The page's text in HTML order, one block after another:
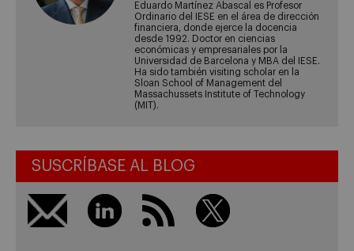
Eduardo Martínez Abascal es Profesor
Ordinario del IESE en el área de dirección
financiera, donde ejerce la docencia
desde 1992. Doctor en ciencias
económicas y empresariales por la
Universidad de Barcelona y MBA del IESE.
Ha sido también visiting scholar en la
Sloan School of Management del
Massachussets Institute of Technology
(MIT).
SUSCRÍBASE AL BLOG